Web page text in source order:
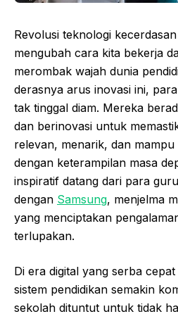
Revolusi teknologi
mengubah cara kita bekerja
merombak wajah dunia
derasnya arus inovasi ini,
tak tinggal diam. Mereka
dan berinovasi untuk
relevan, menarik, dan mampu
dengan keterampilan masa
inspiratif datang dari para
dengan Samsung, menjelma
yang menciptakan
terlupakan.
Di era digital yang serba
sistem pendidikan semakin
sekolah dituntut untuk tidak